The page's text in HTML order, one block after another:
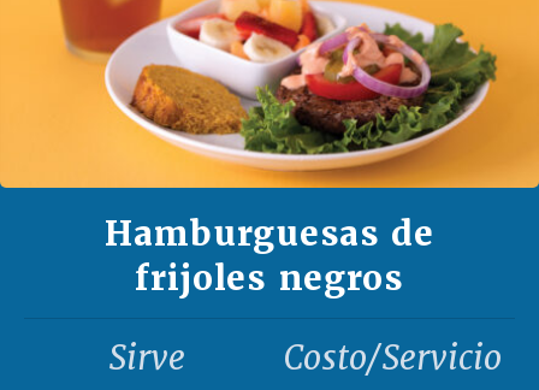
Hamburguesas de
frijoles negros
Sirve
Costo/Servicio